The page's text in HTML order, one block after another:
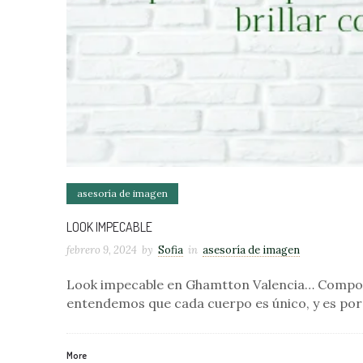
asesoría de imagen
LOOK IMPECABLE
febrero 9, 2024 by Sofia in asesoría de imagen
Look impecable en Ghamtton Valencia…
entendemos que cada cuerpo es único, y es
More